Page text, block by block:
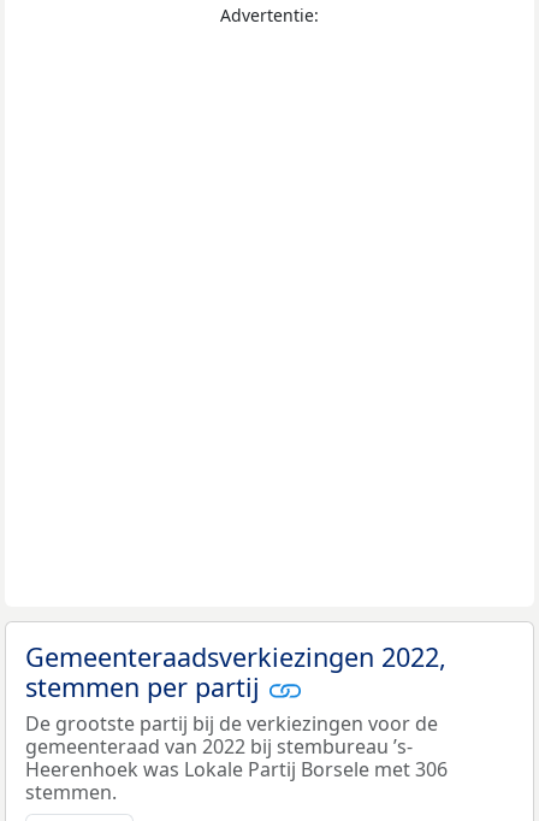
Advertentie:
Gemeenteraadsverkiezingen 2022,
stemmen per partij
De grootste partij bij de verkiezingen voor de
gemeenteraad van 2022 bij stembureau ’s-
Heerenhoek was Lokale Partij Borsele met 306
stemmen.